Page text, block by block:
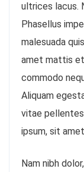
ultrices lacus.
Phasellus
malesuada
amet mattis
commodo
Aliquam
vitae
ipsum, sit
Nam nibh